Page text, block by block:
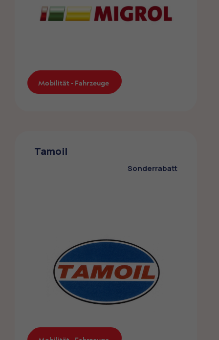
Mobilität - Fahrzeuge
Die Mitglieder des ZMLP profitieren von
Mobilität - Fahrzeuge
Mobilität - Fahrzeuge
Tamoil
Sonderrabatt